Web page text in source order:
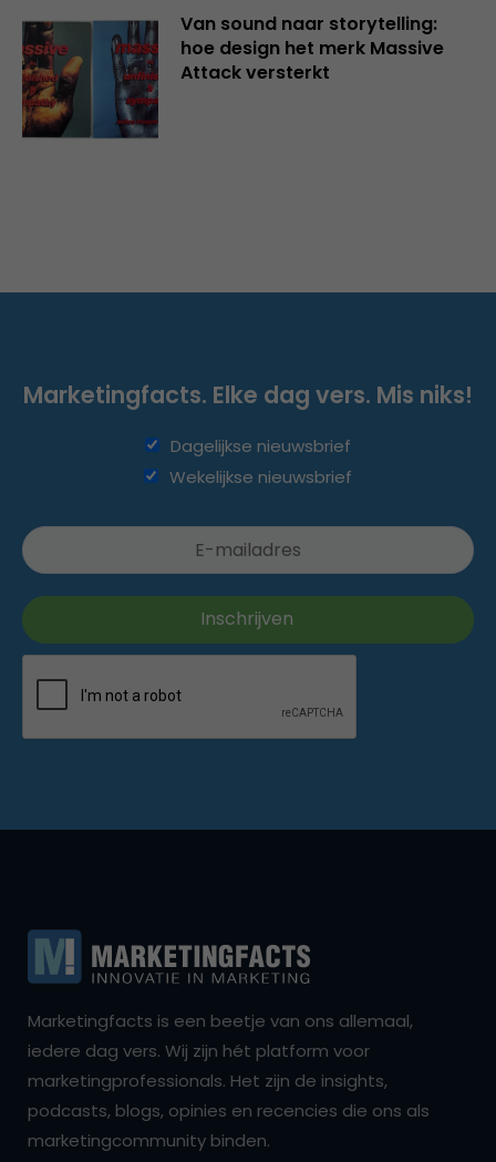
Van sound naar storytelling:
hoe design het merk Massive
Attack versterkt
Marketingfacts. Elke dag vers. Mis niks!
Dagelijkse nieuwsbrief
Wekelijkse nieuwsbrief
Marketingfacts is een beetje van ons allemaal,
iedere dag vers. Wij zijn hét platform voor
marketingprofessionals. Het zijn de insights,
podcasts, blogs, opinies en recencies die ons als
marketingcommunity binden.